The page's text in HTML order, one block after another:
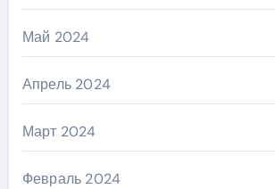
Май 2024
Апрель 2024
Март 2024
Февраль 2024